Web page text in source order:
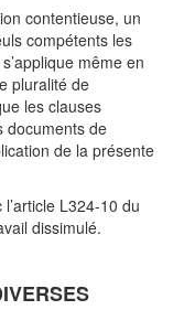
contentieuse, un
compétents les
même en
pluralité de
les clauses
documents de
de la présente
L324-10 du
dissimulé.